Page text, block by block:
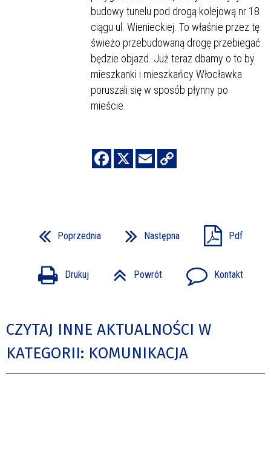
budowy tunelu pod drogą kolejową nr 18
ciągu ul. Wienieckiej. To właśnie przez tę
świeżo przebudowaną drogę przebiegać
będzie objazd. Już teraz dbamy o to by
mieszkanki i mieszkańcy Włocławka
poruszali się w sposób płynny po
mieście.
Poprzednia Następna Pdf
Drukuj Powrót Kontakt
CZYTAJ INNE AKTUALNOŚCI W
KATEGORII: KOMUNIKACJA